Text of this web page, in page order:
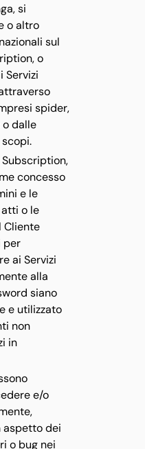
si
o altro
sul
o
Servizi
spider,
dalle
concesso
e le
o le
Cliente
per
ai Servizi
alla
siano
e utilizzato
non
in
e/o
aspetto dei
o bug nei